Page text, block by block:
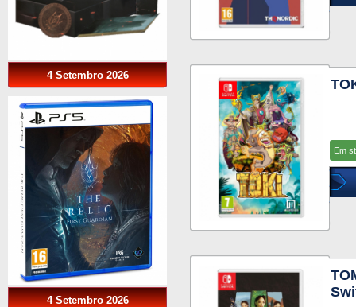
4 Setembro 2026
4 Setembro 2026
Em